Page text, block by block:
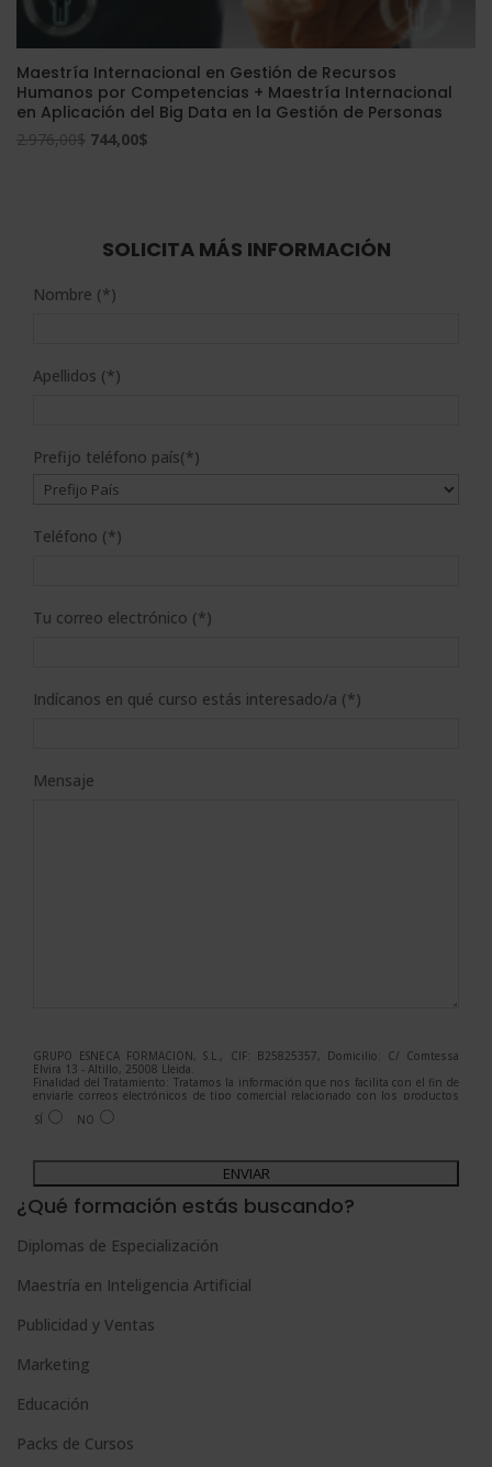
Maestría Internacional en Gestión de Recursos
Humanos por Competencias + Maestría Internacional
en Aplicación del Big Data en la Gestión de Personas
2.976,00$ El
2.976,00$.
744,00$
744,00$.
SOLICITA MÁS INFORMACIÓN
Nombre (*)
Apellidos (*)
Prefijo teléfono país(*)
Teléfono (*)
Tu correo electrónico (*)
Indícanos en qué curso estás interesado/a (*)
Mensaje
GRUPO ESNECA FORMACIÓN, S.L., CIF: B25825357, Domicilio: C/ Comtessa
Elvira 13 - Altillo, 25008 Lleida.
Finalidad del Tratamiento: Tratamos la información que nos facilita con el fin de
enviarle correos electrónicos de tipo comercial relacionado con los productos
ofrecidos y otros tipo de productos que fueran de su interés.
Legitimación del tratamiento: Consentimiento del interesado.
Para más información consulte nuestra Política de Privacidad.
Desea recibir información comercial (vía telefónica y/o email):
SÍ NO
A
l
e
r
n
i
v
¿Qué formación estás buscando?
Diplomas de Especialización
Maestría en Inteligencia Artificial
Publicidad y Ventas
Marketing
Educación
Packs de Cursos